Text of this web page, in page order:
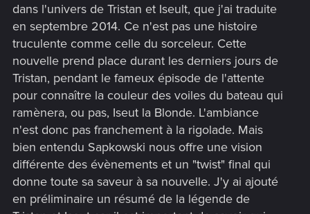
dans l'univers de Tristan et Iseult, que j'ai traduite
en septembre 2014. Ce n'est pas une histoire
truculente comme celle du sorceleur. Cette
nouvelle prend place durant les derniers jours de
Tristan, pendant le fameux épisode de l'attente
pour connaître la couleur des voiles du bateau qui
ramènera, ou pas, Iseut la Blonde. L'ambiance
n'est donc pas franchement à la rigolade. Mais
bien entendu Sapkowski nous offre une vision
différente des évènements et un "twist" final qui
donne toute sa saveur à sa nouvelle. J'y ai ajouté
en préliminaire un résumé de la légende de